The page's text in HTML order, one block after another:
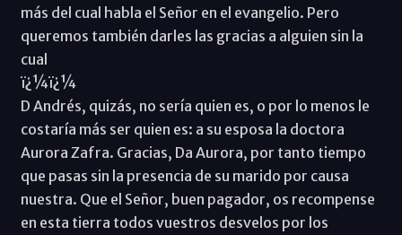
más del cual habla el Señor en el evangelio. Pero
queremos también darles las gracias a alguien sin la
cual
ï¿¼ï¿¼
D Andrés, quizás, no sería quien es, o por lo menos le
costaría más ser quien es: a su esposa la doctora
Aurora Zafra. Gracias, Da Aurora, por tanto tiempo
que pasas sin la presencia de su marido por causa
nuestra. Que el Señor, buen pagador, os recompense
en esta tierra todos vuestros desvelos por los